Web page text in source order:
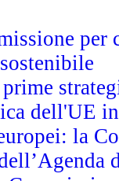
dell'UE
la